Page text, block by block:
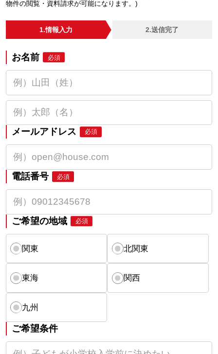
物件の閲覧・資料請求が可能になります。)
1.情報入力 2.送信完了
お名前 必須
メールアドレス 必須
電話番号 必須
ご希望の地域 必須
関東 北関東
東海 関西
九州
ご希望条件